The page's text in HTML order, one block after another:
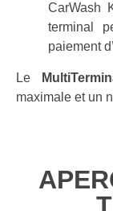
CarWash
terminal
paiement
Le
maximale et un